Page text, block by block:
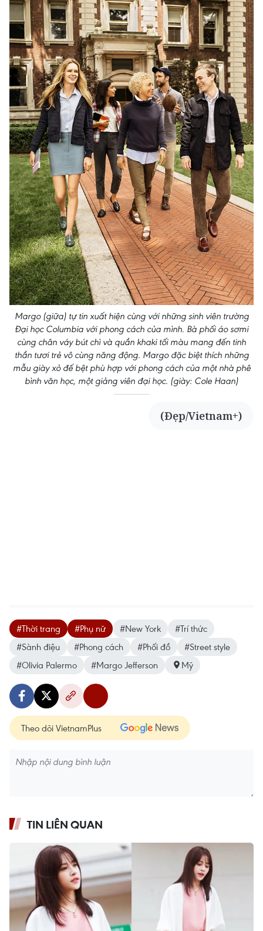
Margo (giữa) tự tin xuất hiện cùng với những sinh viên trường
Đại học Columbia với phong cách của mình. Bà phối áo sơmi
cùng chân váy bút chì và quần khaki tối màu mang đến tinh
thần tươi trẻ vô cùng năng động. Margo đặc biệt thích những
mẫu giày xỏ đế bệt phù hợp với phong cách của một nhà phê
bình văn học, một giảng viên đại học. (giày: Cole Haan)
(Đẹp/Vietnam+)
#Thời trang #Phụ nữ #New York
#Trí thức
#Sành điệu
#Phong cách #Phối đồ
#Street style
#Olivia Palermo
#Margo Jefferson Mỹ
Theo dõi VietnamPlus
TIN LIÊN QUAN